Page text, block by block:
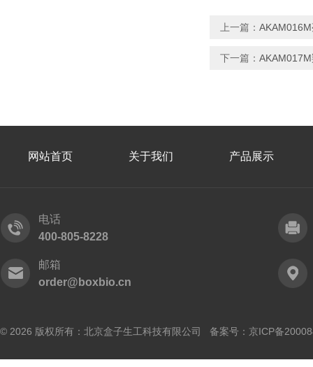
上一篇：
下一篇：
网站首页 关于我们 产品展示
电话
400-805-8228
邮箱
order@boxbio.cn
© 2026 版权所有：北京盒子生工科技有限公司 备案号： 京ICP备